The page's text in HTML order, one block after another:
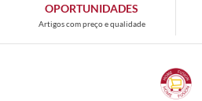
OPORTUNIDADES
Artigos com preço e qualidade